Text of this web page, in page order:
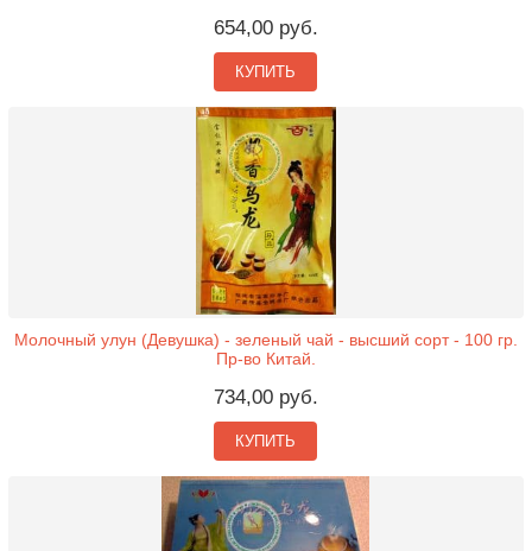
654,00 руб.
КУПИТЬ
Молочный улун (Девушка) - зеленый чай - высший сорт - 100 гр.
Пр-во Китай.
734,00 руб.
КУПИТЬ